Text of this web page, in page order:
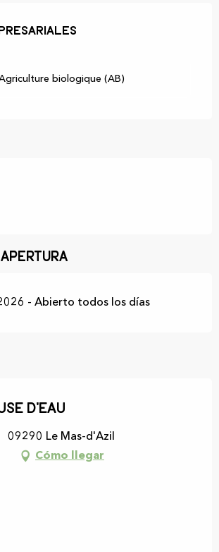
biologique (AB)
apertura
- Abierto todos los días
d'eau
09290 Le Mas-d'Azil
Cómo llegar